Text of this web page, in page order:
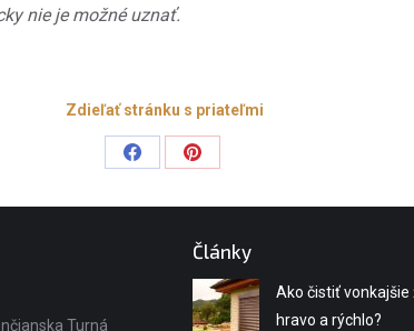
nie je možné uznať.
Zdieľať stránku s priateľmi
Share
Share
Turná
Články
Ako čistiť vonkajšie
hravo a rýchlo?